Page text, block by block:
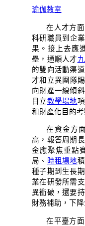
瑜伽教室
在人才方
科研職員到企
果。接上去應
壘，通順人才
的雙向活動渠
才和立異團隊
向財產一線傾
目立教學場地
和財產化目的
在資金方
高，報答周期
金應聚焦重點
局、 時租場地
種子期到生長
業在研發所需
異衝破，還要
財務補助，下
在平臺方